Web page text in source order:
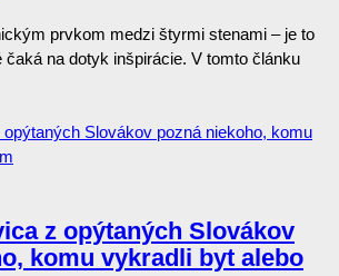
prvkom medzi štyrmi stenami – je to
čaká na dotyk inšpirácie. V tomto článku
z opýtaných Slovákov
komu vykradli byt alebo